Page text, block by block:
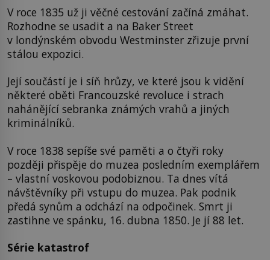
V roce 1835 už ji věčné cestování začíná zmáhat.
Rozhodne se usadit a na Baker Street
v londýnském obvodu Westminster zřizuje první
stálou expozici.
Její součástí je i síň hrůzy, ve které jsou k vidění
některé oběti Francouzské revoluce i strach
nahánějící sebranka známých vrahů a jiných
kriminálníků.
V roce 1838 sepíše své paměti a o čtyři roky
později přispěje do muzea posledním exemplářem
– vlastní voskovou podobiznou. Ta dnes vítá
návštěvníky při vstupu do muzea. Pak podnik
předá synům a odchází na odpočinek. Smrt ji
zastihne ve spánku, 16. dubna 1850. Je jí 88 let.
Série katastrof